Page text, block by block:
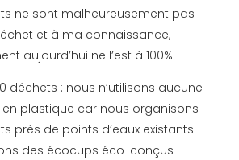
ne sont malheureusement pas
et à ma connaissance,
aujourd’hui ne l’est à 100%.
déchets : nous n’utilisons aucune
en plastique car nous organisons
près de points d’eaux existants
des écocups éco-conçus